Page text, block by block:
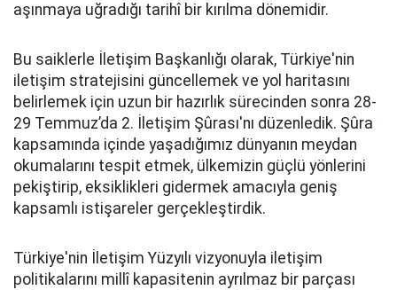
aşınmaya uğradığı tarihî bir kırılma dönemidir.
Bu saiklerle İletişim Başkanlığı olarak, Türkiye'nin
iletişim stratejisini güncellemek ve yol haritasını
belirlemek için uzun bir hazırlık sürecinden sonra 28-
29 Temmuz’da 2. İletişim Şûrası'nı düzenledik. Şûra
kapsamında içinde yaşadığımız dünyanın meydan
okumalarını tespit etmek, ülkemizin güçlü yönlerini
pekiştirip, eksiklikleri gidermek amacıyla geniş
kapsamlı istişareler gerçekleştirdik.
Türkiye'nin İletişim Yüzyılı vizyonuyla iletişim
politikalarını millî kapasitenin ayrılmaz bir parçası